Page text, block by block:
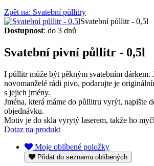
Zpět na: Svatební půllitry
Svatební půllitr - 0,5l
Dostupnost: do 3 dnů
Svatební pivní půllitr - 0,5l
I půllitr může být pěkným svatebním dárkem.
novomanželé rádi pivo, podarujte je
s jejich jmény.
Jména, která máme do půllitru vyrýt, napište
objednávku.
Motiv je do skla vyrytý laserem, takže ho
Dotaz na produkt
Moje oblíbené položky
Přidat do seznamu oblíbených